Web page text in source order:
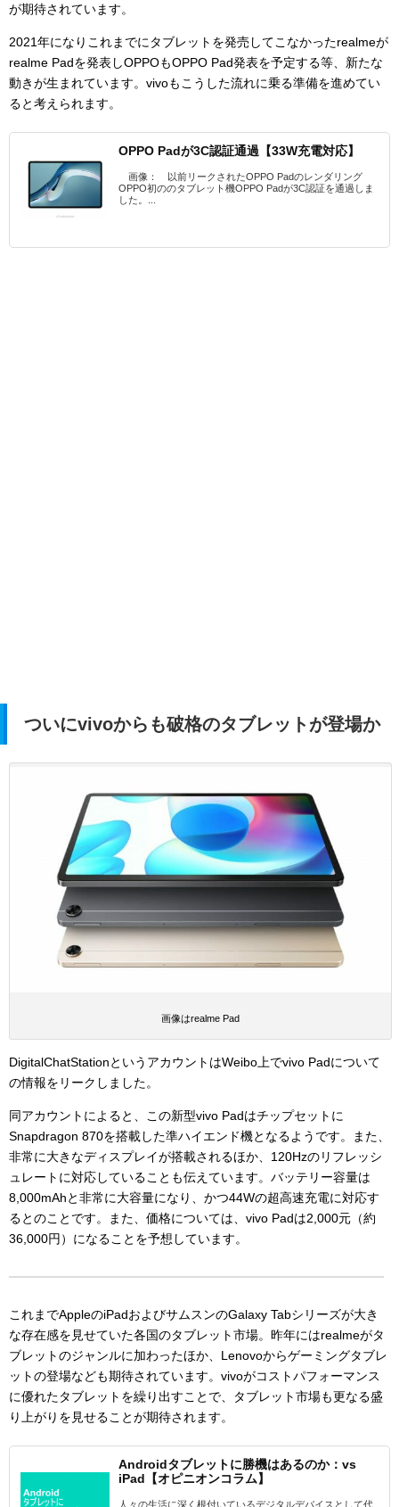
が期待されています。
2021年になりこれまでにタブレットを発売してこなかったrealmeが
realme Padを発表しOPPOもOPPO Pad発表を予定する等、新たな
動きが生まれています。vivoもこうした流れに乗る準備を進めてい
ると考えられます。
OPPO Padが3C認証通過【33W充電対応】
画像： 以前リークされたOPPO Padのレンダリング
OPPO初ののタブレット機OPPO Padが3C認証を通過しま
した。...
ついにvivoからも破格のタブレットが登場か
画像はrealme Pad
DigitalChatStationというアカウントはWeibo上でvivo Padについて
の情報をリークしました。
同アカウントによると、この新型vivo Padはチップセットに
Snapdragon 870を搭載した準ハイエンド機となるようです。また、
非常に大きなディスプレイが搭載されるほか、120Hzのリフレッシ
ュレートに対応していることも伝えています。バッテリー容量は
8,000mAhと非常に大容量になり、かつ44Wの超高速充電に対応す
るとのことです。また、価格については、vivo Padは2,000元（約
36,000円）になることを予想しています。
これまでAppleのiPadおよびサムスンのGalaxy Tabシリーズが大き
な存在感を見せていた各国のタブレット市場。昨年にはrealmeがタ
ブレットのジャンルに加わったほか、Lenovoからゲーミングタブレ
ットの登場なども期待されています。vivoがコストパフォーマンス
に優れたタブレットを繰り出すことで、タブレット市場も更なる盛
り上がりを見せることが期待されます。
Androidタブレットに勝機はあるのか：vs
iPad【オピニオンコラム】
人々の生活に深く根付いているデジタルデバイスとして代